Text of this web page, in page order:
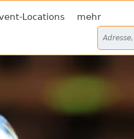
Locations mehr